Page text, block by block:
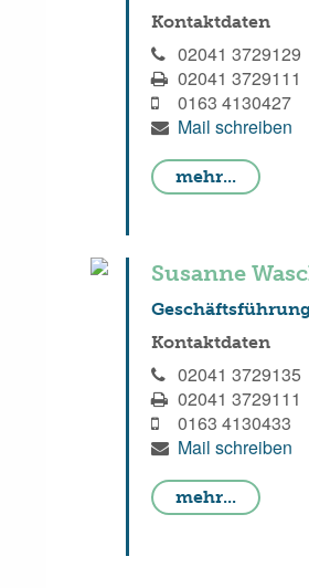
Kontaktdaten
02041 3729129
02041 3729111
0163 4130427
Mail schreiben
mehr...
Susanne
Kontaktdaten
02041 3729135
02041 3729111
0163 4130433
Mail schreiben
mehr...